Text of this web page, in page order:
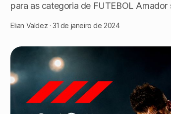
para as categoria de FUTEBOL Amador
Elian Valdez ·31 de janeiro de 2024